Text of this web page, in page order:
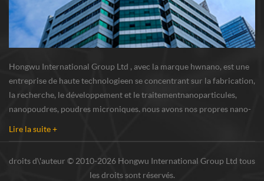
Hongwu International Group Ltd , avec la marque hwnano, est une
entreprise de haute technologieen se concentrant sur la fabrication,
la recherche, le développement et le traitementnanoparticules,
nanopoudres, poudres microniques. nous avons nos propres nano-
Lire la suite +
droits d\'auteur © 2010-2026 Hongwu International Group Ltd tous
les droits sont réservés.